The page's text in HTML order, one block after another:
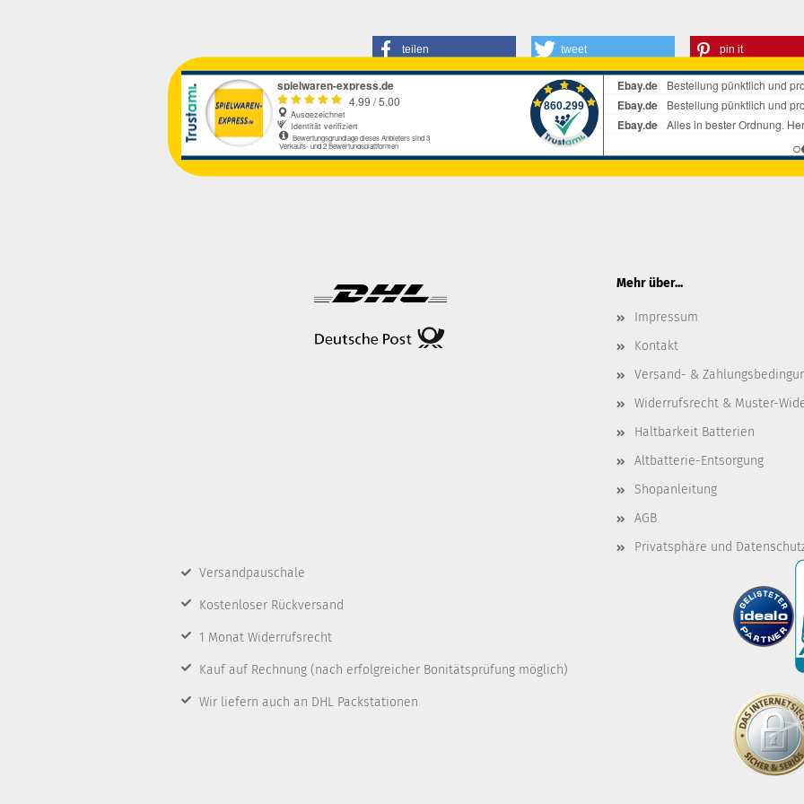
teilen tweet pin it
Mehr über...
Impressum
Kontakt
Versand- &
Widerrufsrecht & Muster-
Haltbarkeit Batterien
Altbatterie-Entsorgung
Shopanleitung
AGB
Privatsphäre und
Versandpauschale
Kostenloser Rückversand
1 Monat Widerrufsrecht
Kauf auf Rechnung (nach erfolgreicher Bonitätsprüfung möglich)
Wir liefern auch an DHL Packstationen